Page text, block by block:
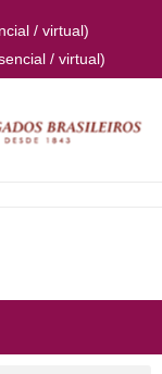
/ virtual)
/ virtual)